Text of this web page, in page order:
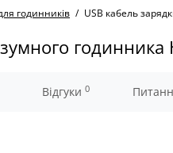
годинників USB кабель
Відгуки 0